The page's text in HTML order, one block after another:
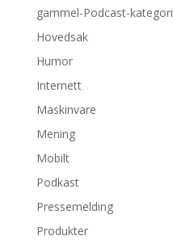
gammel-Podcast-kategori
Hovedsak
Humor
Internett
Maskinvare
Mening
Mobilt
Podkast
Pressemelding
Produkter